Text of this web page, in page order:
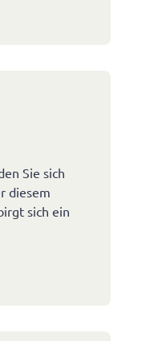
Sie sich
diesem
sich ein